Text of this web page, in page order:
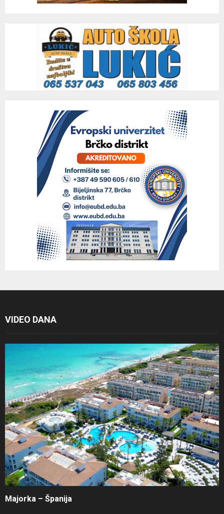
VIDEO DANA
Majorka – Španija